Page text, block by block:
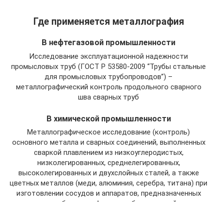
Где применяется металлография
В нефтегазовой промышленности
Исследование эксплуатационной надежности
промысловых труб (ГОСТ Р 53580-2009 “Трубы стальные
для промысловых трубопроводов”) –
металлографический контроль продольного сварного
шва сварных труб
В химической промышленности
Металлографическое исследование (контроль)
основного металла и сварных соединений, выполненных
сваркой плавлением из низкоуглеродистых,
низколегированных, среднелегированных,
высоколегированных и двухслойных сталей, а также
цветных металлов (меди, алюминия, серебра, титана) при
изготовлении сосудов и аппаратов, предназначенных